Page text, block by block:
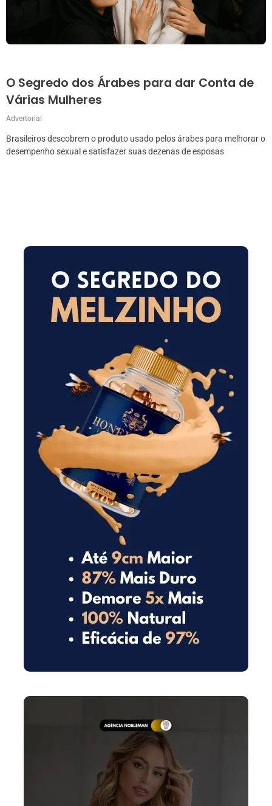
O Segredo dos Árabes para dar Conta de
Várias Mulheres
Advertorial
Brasileiros descobrem o produto usado pelos árabes para melhorar o
desempenho sexual e satisfazer suas dezenas de esposas